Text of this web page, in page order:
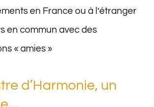
en France ou à l’étranger
en commun avec des
« amies »
d’Harmonie, un